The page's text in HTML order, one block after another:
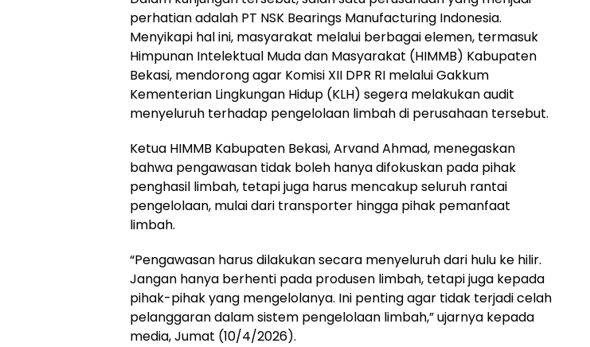
perhatian adalah PT NSK Bearings Manufacturing Indonesia.
Menyikapi hal ini, masyarakat melalui berbagai elemen, termasuk
Himpunan Intelektual Muda dan Masyarakat (HIMMB) Kabupaten
Bekasi, mendorong agar Komisi XII DPR RI melalui Gakkum
Kementerian Lingkungan Hidup (KLH) segera melakukan audit
menyeluruh terhadap pengelolaan limbah di perusahaan tersebut.
Ketua HIMMB Kabupaten Bekasi, Arvand Ahmad, menegaskan
bahwa pengawasan tidak boleh hanya difokuskan pada pihak
penghasil limbah, tetapi juga harus mencakup seluruh rantai
pengelolaan, mulai dari transporter hingga pihak pemanfaat
limbah.
“Pengawasan harus dilakukan secara menyeluruh dari hulu ke hilir.
Jangan hanya berhenti pada produsen limbah, tetapi juga kepada
pihak-pihak yang mengelolanya. Ini penting agar tidak terjadi celah
pelanggaran dalam sistem pengelolaan limbah,” ujarnya kepada
media, Jumat (10/4/2026).